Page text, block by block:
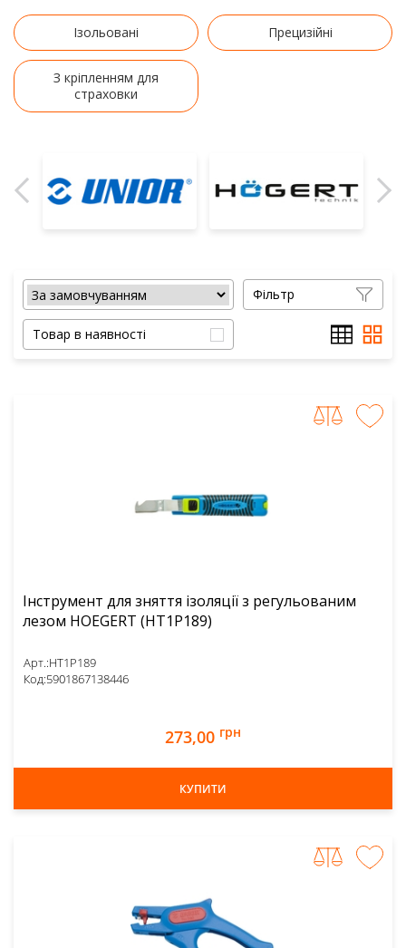
Ізольовані Прецизійні
З кріпленням для
страховки
Фільтр
Товар в наявності
Інструмент для зняття ізоляції з регульованим
лезом HOEGERT (HT1P189)
Арт.:HT1P189
Код:5901867138446
273,00 грн
КУПИТИ